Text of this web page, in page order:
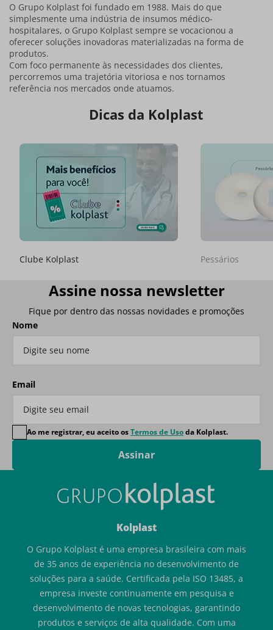
O Grupo Kolplast foi fundado em 1988. Mais do que
simplesmente uma indústria de insumos médico-
hospitalares, o Grupo Kolplast sempre se vocacionou a
oferecer soluções inovadoras materializadas na forma de
produtos.
Com foco permanente às necessidades dos clientes,
percorremos uma trajetória vitoriosa e nos tornamos
referência nos mercados onde atuamos.
Dicas da Kolplast
Clube Kolplast Pessários
Assine nossa newsletter
Fique por dentro das nossas novidades e promoções
Nome
Email
Assinar
Ao me registrar, eu aceito osTermos de Usoda Kolplast.
Kolplast
O Grupo Kolplast é uma empresa brasileira com mais
de 35 anos de experiência no desenvolvimento de
soluções para a saúde. Certificada pela ISO 13485, a
empresa investe continuamente em pesquisa e
desenvolvimento de novas tecnologias, garantindo
produtos e serviços de alta qualidade. Com uma